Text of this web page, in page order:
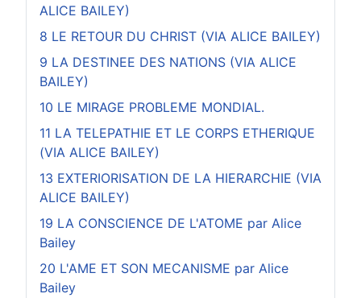
ALICE BAILEY)
8 LE RETOUR DU CHRIST (VIA ALICE BAILEY)
9 LA DESTINEE DES NATIONS (VIA ALICE
BAILEY)
10 LE MIRAGE PROBLEME MONDIAL.
11 LA TELEPATHIE ET LE CORPS ETHERIQUE
(VIA ALICE BAILEY)
13 EXTERIORISATION DE LA HIERARCHIE (VIA
ALICE BAILEY)
19 LA CONSCIENCE DE L'ATOME par Alice
Bailey
20 L'AME ET SON MECANISME par Alice
Bailey